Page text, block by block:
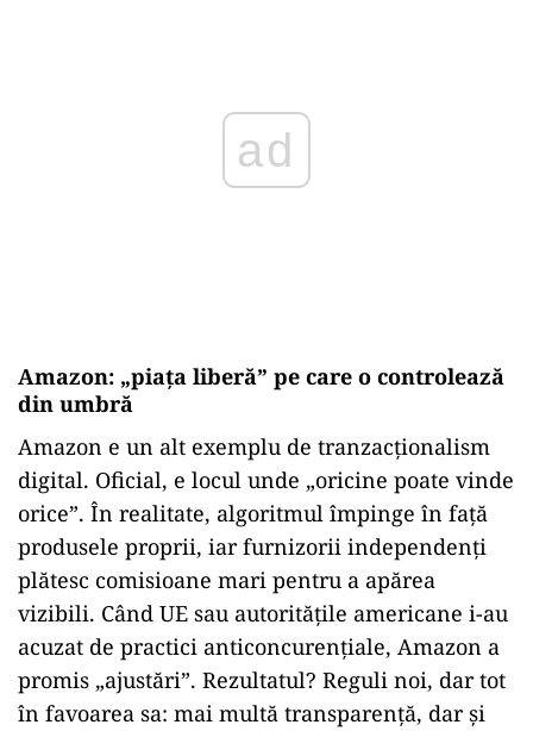
ad
Amazon: „piața liberă” pe care o controlează
din umbră
Amazon e un alt exemplu de tranzacționalism
digital. Oficial, e locul unde „oricine poate vinde
orice”. În realitate, algoritmul împinge în față
produsele proprii, iar furnizorii independenți
plătesc comisioane mari pentru a apărea
vizibili. Când UE sau autoritățile americane i-au
acuzat de practici anticoncurențiale, Amazon a
promis „ajustări”. Rezultatul? Reguli noi, dar tot
în favoarea sa: mai multă transparență, dar și